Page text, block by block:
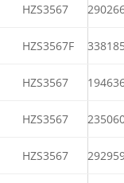
HZS3567
HZS3567F
HZS3567
HZS3567
HZS3567